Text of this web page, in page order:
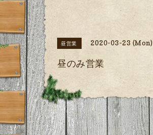
昼営業 2020-03-23 (Mon)
昼のみ営業